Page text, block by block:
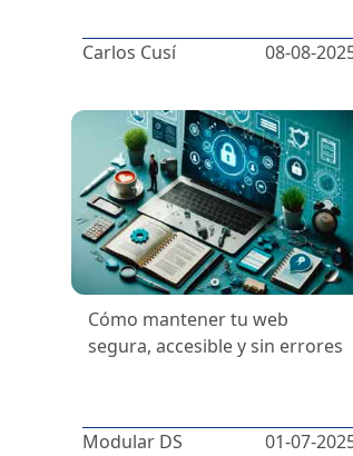
Carlos Cusí 08-08-
Cómo mantener tu web
segura, accesible y sin errores
Modular DS 01-07-